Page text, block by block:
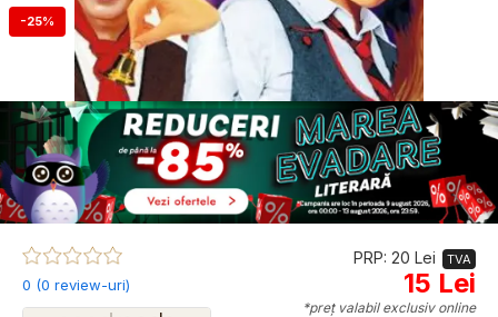
-25%
0 (0 review-uri)
PRP: 20 Lei TVA
15 Lei
*preț valabil exclusiv online